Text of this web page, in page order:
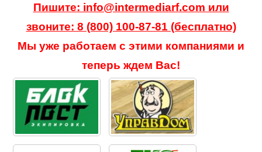
Пишите: info@intermediarf.com или
звоните: 8 (800) 100-87-81 (бесплатно)
Мы уже работаем с этими компаниями и
теперь ждем Вас!